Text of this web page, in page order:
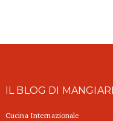
IL BLOG DI
Cucina Internazionale